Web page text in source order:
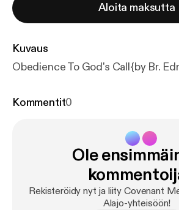
Aloita maksutta
Kuvaus
Obedience To God's Call{by Br.
Kommentit0
Ole
Rekisteröidy nyt ja liity Covenant
Alajo-yhteisöön!